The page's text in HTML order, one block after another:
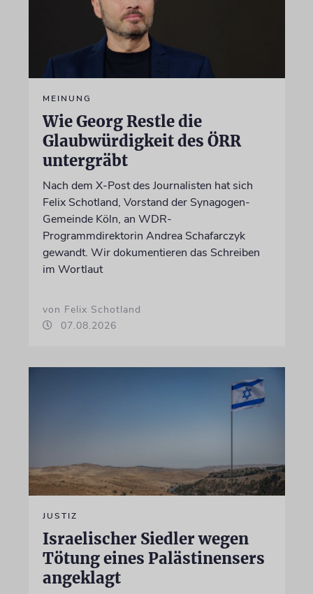
MEINUNG
Wie Georg Restle die
Glaubwürdigkeit des ÖRR
untergräbt
Nach dem X-Post des Journalisten hat sich
Felix Schotland, Vorstand der Synagogen-
Gemeinde Köln, an WDR-
Programmdirektorin Andrea Schafarczyk
gewandt. Wir dokumentieren das Schreiben
im Wortlaut
von Felix Schotland
07.08.2026
JUSTIZ
Israelischer Siedler wegen
Tötung eines Palästinensers
angeklagt